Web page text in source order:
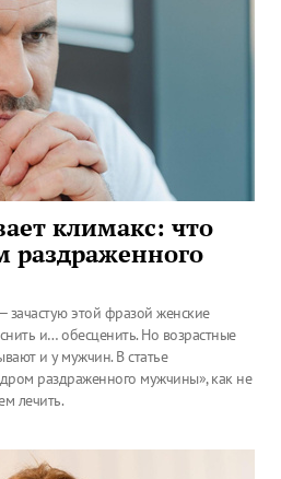
климакс: что
раздраженного
зачастую этой фразой женские
и… обесценить. Но возрастные
и у мужчин. В статье
раздраженного мужчины», как не
лечить.